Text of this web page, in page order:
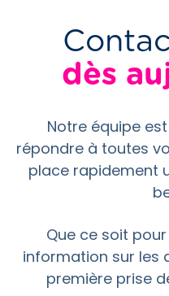
dès
Notre équipe
répondre à toutes
place rapidement
Que ce soit
information sur les
première prise